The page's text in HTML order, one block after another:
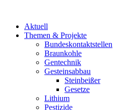
Aktuell
Themen & Projekte
Bundeskontaktstellen
Braunkohle
Gentechnik
Gesteinsabbau
Steinbeißer
Gesetze
Lithium
Pestizide